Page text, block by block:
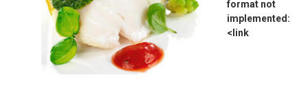
format not
implemented:
<link